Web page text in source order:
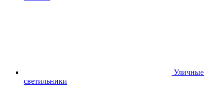
Уличные
светильники